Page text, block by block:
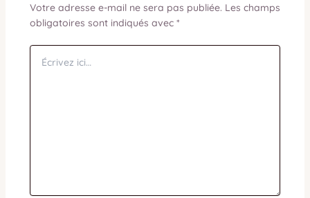
Votre adresse e-mail ne sera pas publiée. Les champs
obligatoires sont indiqués avec *
Écrivez
ici…